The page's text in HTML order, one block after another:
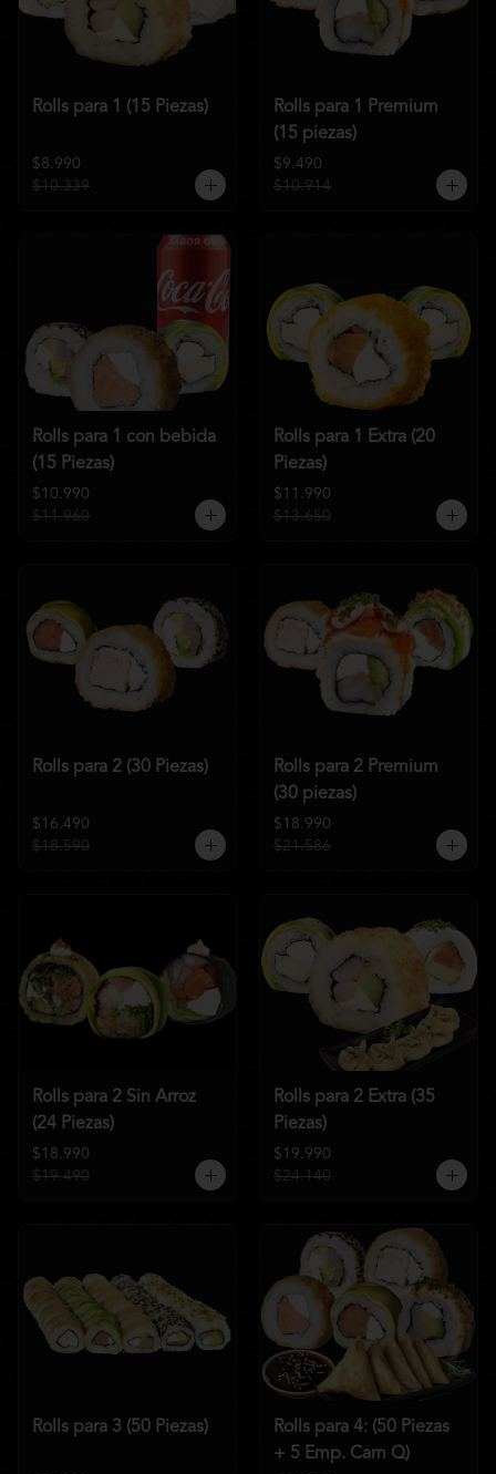
Rolls para 1 (15 Piezas)
$8.990
$10.339
Rolls para 1 Premium
(15 piezas)
$9.490
$10.914
Rolls para 1 con bebida
(15 Piezas)
$10.990
$11.960
Rolls para 1 Extra (20
Piezas)
$11.990
$13.650
Rolls para 2 (30 Piezas)
$16.490
$18.590
Rolls para 2 Premium
(30 piezas)
$18.990
$21.586
Rolls para 2 Sin Arroz
(24 Piezas)
$18.990
$19.490
Rolls para 2 Extra (35
Piezas)
$19.990
$24.140
Rolls para 3 (50 Piezas)
Rolls para 4: (50 Piezas
+ 5 Emp. Cam Q)